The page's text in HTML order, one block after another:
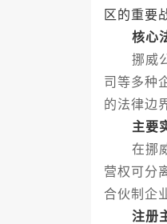
区的重要
核心
挪威公
司等多种
的法律边
主要
在挪威
营权可分
合伙制企
注册